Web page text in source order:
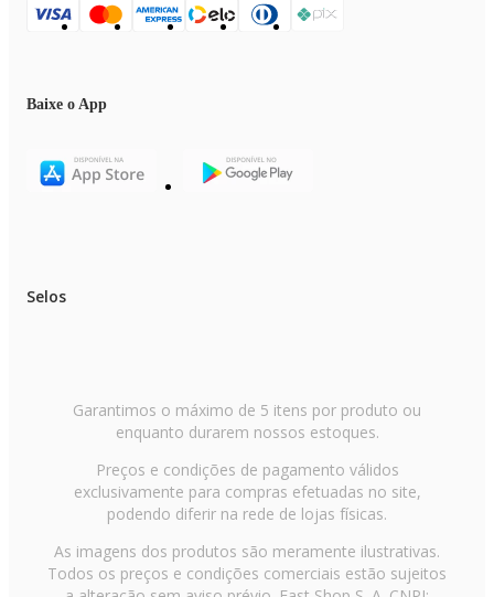
Baixe o App
Selos
Garantimos o máximo de 5 itens por produto ou
enquanto durarem nossos estoques.
Preços e condições de pagamento válidos
exclusivamente para compras efetuadas no site,
podendo diferir na rede de lojas físicas.
As imagens dos produtos são meramente ilustrativas.
Todos os preços e condições comerciais estão sujeitos